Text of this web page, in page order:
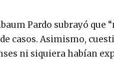
Pardo subrayó que
casos. Asimismo,
ni siquiera habían